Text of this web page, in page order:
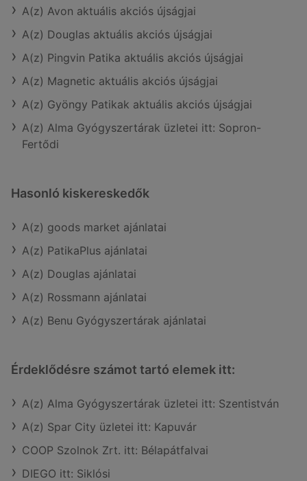
A(z) Avon aktuális akciós újságjai
A(z) Douglas aktuális akciós újságjai
A(z) Pingvin Patika aktuális akciós újságjai
A(z) Magnetic aktuális akciós újságjai
A(z) Gyöngy Patikak aktuális akciós újságjai
A(z) Alma Gyógyszertárak üzletei itt: Sopron-
Fertődi
Hasonló kiskereskedők
A(z) goods market ajánlatai
A(z) PatikaPlus ajánlatai
A(z) Douglas ajánlatai
A(z) Rossmann ajánlatai
A(z) Benu Gyógyszertárak ajánlatai
Érdeklődésre számot tartó elemek itt:
A(z) Alma Gyógyszertárak üzletei itt: Szentistván
A(z) Spar City üzletei itt: Kapuvár
COOP Szolnok Zrt. itt: Bélapátfalvai
DIEGO itt: Siklósi